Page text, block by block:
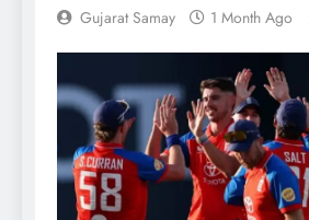
Gujarat Samay 1 Month Ago